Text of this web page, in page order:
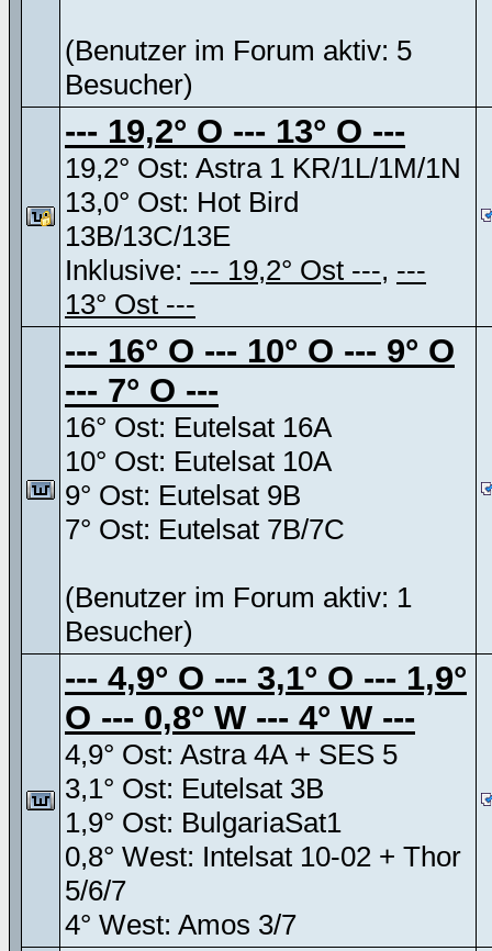
(Benutzer im Forum aktiv: 5
Besucher)
--- 19,2° O --- 13° O ---
19,2° Ost: Astra 1 KR/1L/1M/1N
13,0° Ost: Hot Bird
13B/13C/13E
Inklusive: --- 19,2° Ost ---, ---
13° Ost ---
--- 16° O --- 10° O --- 9° O
--- 7° O ---
16° Ost: Eutelsat 16A
10° Ost: Eutelsat 10A
9° Ost: Eutelsat 9B
7° Ost: Eutelsat 7B/7C
(Benutzer im Forum aktiv: 1
Besucher)
--- 4,9° O --- 3,1° O --- 1,9°
O --- 0,8° W --- 4° W ---
4,9° Ost: Astra 4A + SES 5
3,1° Ost: Eutelsat 3B
1,9° Ost: BulgariaSat1
0,8° West: Intelsat 10-02 + Thor
5/6/7
4° West: Amos 3/7